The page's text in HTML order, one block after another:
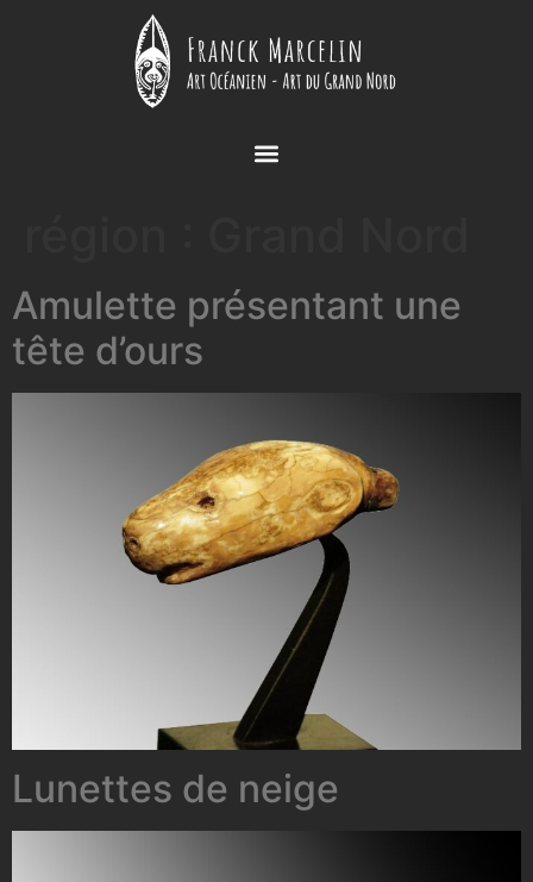
Amulette présentant une
tête d’ours
Lunettes de neige